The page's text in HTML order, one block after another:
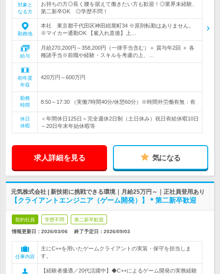
対象と
なる方
お持ちの方◎長く腰を据えて働きたい方も歓迎！◎業界未経験、
第二新卒OK ◎学歴不問！
勤務地
本社 東京都千代田区神田紺屋町34 ※原則転勤はありません。
※マイカー通勤OK 【雇入れ直後】上…
給与
月給270,200円～358,200円（一律手当含む）＋ 賞与年2回 ＋ 各
種諸手当※前職や経験・スキルを考慮の上、…
初年度
年収
420万円～600万円
勤務
時間
8:50～17:30 （実働7時間40分/休憩60分）※時間外労働有無：有
休日
休暇
＜年間休日125日＞完全週休2日制（土日休み）祝日有給休暇10日
～20日年末年始休暇等
求人詳細を見る 気になる
元気株式会社 | 新技術に挑戦できる環境｜月給25万円～｜正社員登用あり
【クライアントエンジニア（ゲーム開発）】＊第二新卒歓迎
契約社員 学歴不問 第二新卒歓迎
情報更新日：2026/03/06 終了予定日： 2026/09/03
仕事内容
主にC++を用いたゲームクライアントの実装・保守を担当しま
す。
【経験者優遇／20代活躍中】◆C++によるゲーム開発の実務経験